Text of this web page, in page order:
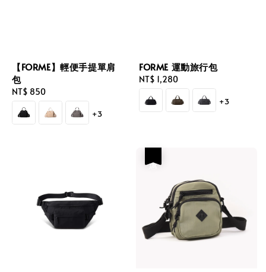
【FORME】輕便手提單肩
包
Regular
price
NT$ 850
+3
FORME 運動旅行包
Regular
price
NT$ 1,280
+3